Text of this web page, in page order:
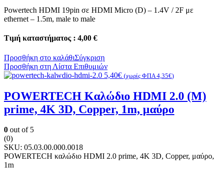
Powertech HDMI 19pin σε HDMI Micro (D) – 1.4V / 2F με
ethernet – 1.5m, male to male
Τιμή καταστήματος : 4,00 €
Προσθήκη στο καλάθιΣύγκριση
Προσθήκη στη Λίστα Επιθυμιών
5,40€ (χωρίς ΦΠΑ 4,35€)
POWERTECH Καλώδιο HDMI 2.0 (Μ)
prime, 4K 3D, Copper, 1m, μαύρο
0 out of 5
(0)
SKU: 05.03.00.000.0018
POWERTECH καλώδιο HDMI 2.0 prime, 4K 3D, Copper, μαύρο,
1m